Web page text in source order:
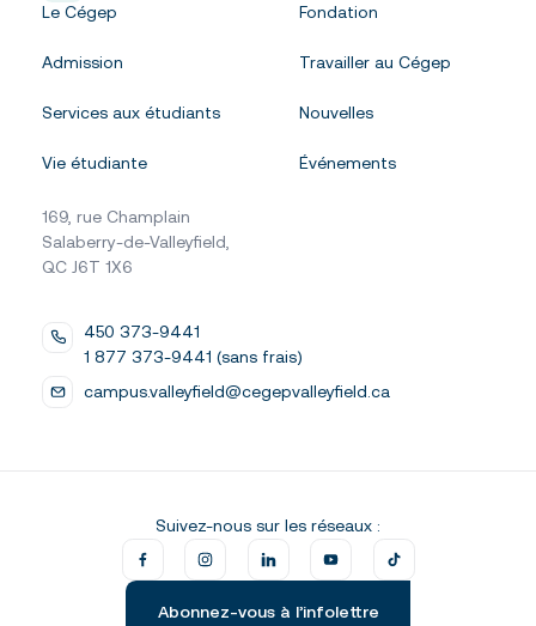
Le Cégep
Admission
Services aux étudiants
Vie étudiante
Fondation
Travailler au Cégep
Nouvelles
Événements
169, rue Champlain
Salaberry-de-Valleyfield,
QC J6T 1X6
450 373-9441
1 877 373-9441 (sans frais)
campus.valleyfield@cegepvalleyfield.ca
Suivez-nous sur les réseaux :
Abonnez-vous à l’infolettre